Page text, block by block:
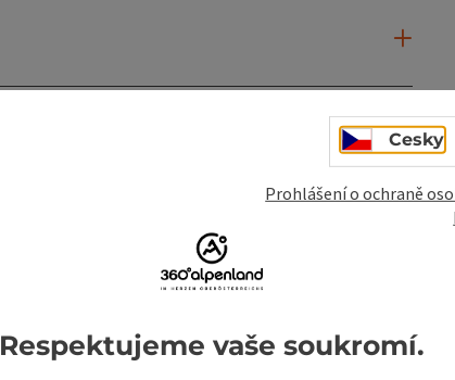
Cesky
Prohlášení o ochraně
Respektujeme vaše soukromí.